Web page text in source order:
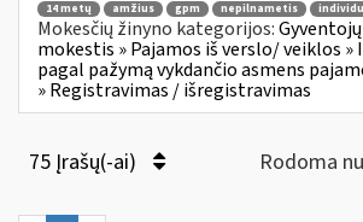
14 metų amžius gpm nepilnametis
Mokesčių žinyno kategorijos:
mokestis » Pajamos iš verslo/ veiklos »
pagal pažymą vykdančio asmens
» Registravimas / išregistravimas
75 Įrašų(-ai) Rodoma